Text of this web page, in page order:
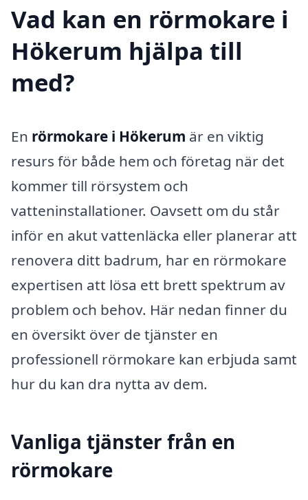
Vad kan en rörmokare i
Hökerum hjälpa till
med?
En rörmokare i Hökerum är en viktig
resurs för både hem och företag när det
kommer till rörsystem och
vatteninstallationer. Oavsett om du står
inför en akut vattenläcka eller planerar att
renovera ditt badrum, har en rörmokare
expertisen att lösa ett brett spektrum av
problem och behov. Här nedan finner du
en översikt över de tjänster en
professionell rörmokare kan erbjuda samt
hur du kan dra nytta av dem.
Vanliga tjänster från en
rörmokare